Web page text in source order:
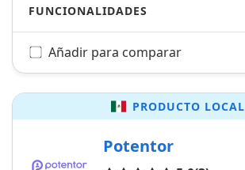
FUNCIONALIDADES
Añadir para comparar
PRODUCTO LOCAL
Potentor